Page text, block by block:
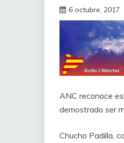
6 octubre, 2017
ANC reconoce
demostrado ser
Chucho Padilla,